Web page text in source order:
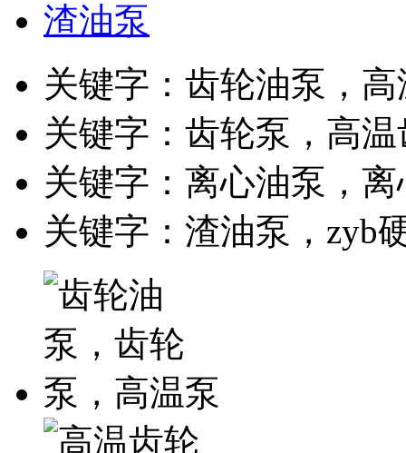
关键字：齿轮油泵，
关键字：齿轮泵，高
关键字：离心油泵，
关键字：渣油泵，zyb